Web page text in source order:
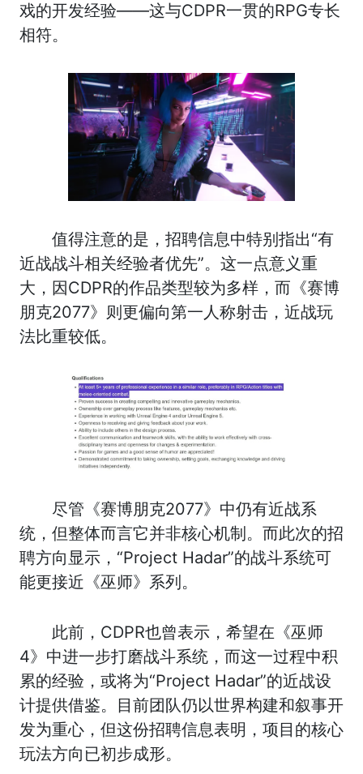
戏的开发经验——这与CDPR一贯的RPG专长
相符。
值得注意的是，招聘信息中特别指出“有
近战战斗相关经验者优先”。这一点意义重
大，因CDPR的作品类型较为多样，而《赛博
朋克2077》则更偏向第一人称射击，近战玩
法比重较低。
尽管《赛博朋克2077》中仍有近战系
统，但整体而言它并非核心机制。而此次的招
聘方向显示，“Project Hadar”的战斗系统可
能更接近《巫师》系列。
此前，CDPR也曾表示，希望在《巫师
4》中进一步打磨战斗系统，而这一过程中积
累的经验，或将为“Project Hadar”的近战设
计提供借鉴。目前团队仍以世界构建和叙事开
发为重心，但这份招聘信息表明，项目的核心
玩法方向已初步成形。